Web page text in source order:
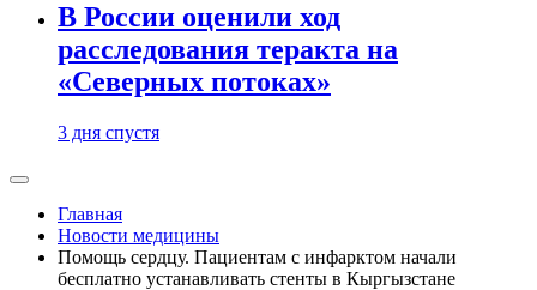
В России оценили ход
расследования теракта на
«Северных потоках»
3 дня спустя
Главная
Новости медицины
Помощь сердцу. Пациентам с инфарктом начали
бесплатно устанавливать стенты в Кыргызстане